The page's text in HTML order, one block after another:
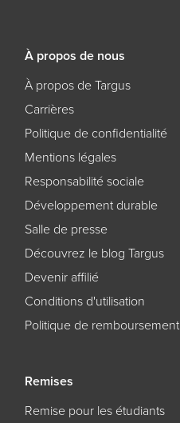
À propos de nous
À propos de Targus
Carrières
Politique de confidentialité
Mentions légales
Responsabilité sociale
Développement durable
Salle de presse
Découvrez le blog Targus
Devenir affilié
Conditions d'utilisation
Politique de remboursement
Remises
Remise pour les étudiants